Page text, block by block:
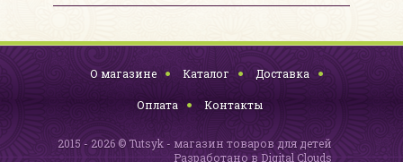
О магазине Каталог Доставка
Оплата Контакты
2015 - 2026 © Tutsyk - магазин товаров для детей
Разработано в Digital Clouds